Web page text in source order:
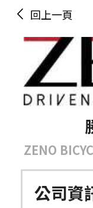
回上一頁
ZENO
公司資